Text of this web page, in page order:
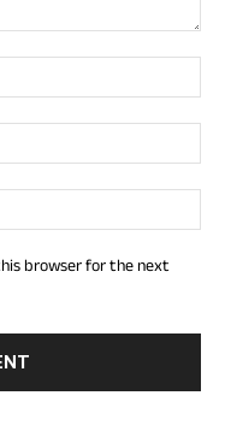
browser for the next